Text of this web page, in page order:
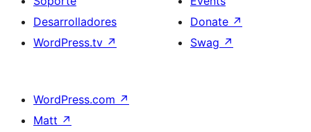
Desarrolladores
WordPress.tv ↗
Donate ↗
Swag ↗
WordPress.com ↗
Matt ↗